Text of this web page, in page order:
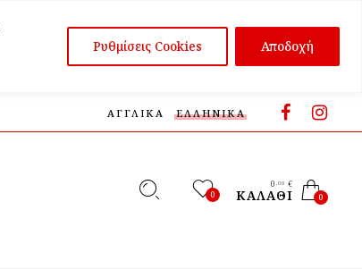
Ρυθμίσεις Cookies Αποδοχή
ΑΓΓΛΙΚΆ ΕΛΛΗΝΙΚΆ
0
0 ,00 €
ΚΑΛΆΘΙ 0